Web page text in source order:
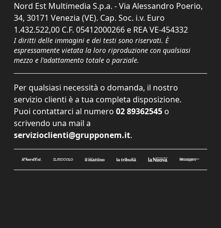
Nord Est Multimedia S.p.a. - Via Alessandro Poerio,
34, 30171 Venezia (VE). Cap. Soc. i.v. Euro
1.432.522,00 C.F. 05412000266 e REA VE-454332
I diritti delle immagini e dei testi sono riservati. È
espressamente vietata la loro riproduzione con qualsiasi
mezzo e l'adattamento totale o parziale.
Per qualsiasi necessità o domanda, il nostro
servizio clienti è a tua completa disposizione.
Puoi contattarci al numero 02 89362545 o
scrivendo una mail a
servizioclienti@grupponem.it.